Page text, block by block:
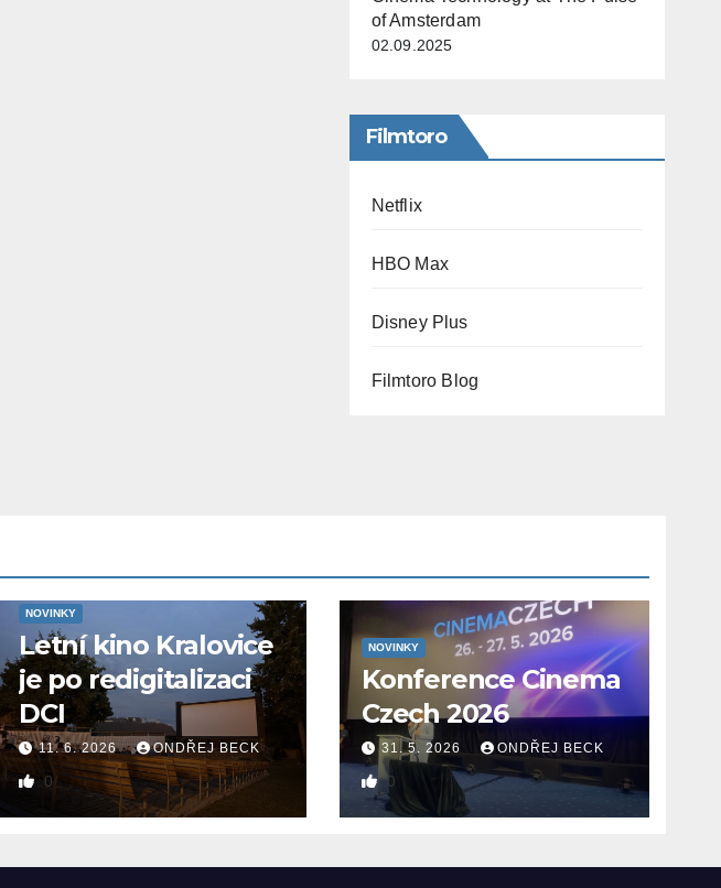
of Amsterdam
02.09.2025
Filmtoro
Netflix
HBO Max
Disney Plus
Filmtoro Blog
NOVINKY
Letní kino Kralovice
je po redigitalizaci
DCI
11. 6. 2026 ONDŘEJ BECK
0
NOVINKY
Konference Cinema
Czech 2026
31. 5. 2026 ONDŘEJ BECK
0